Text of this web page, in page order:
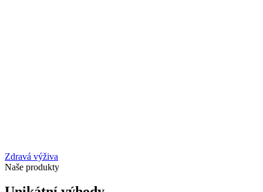
Zdravá výživa
Naše produkty